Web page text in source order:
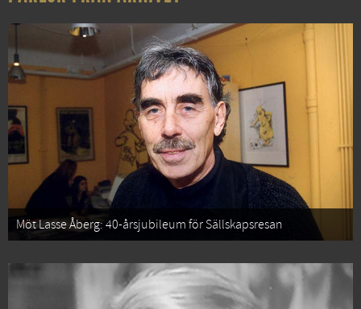
Möt Lasse Åberg: 40-årsjubileum för Sällskapsresan